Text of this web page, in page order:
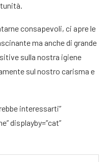
consapevoli, ci apre le
ma anche di grande
sulla nostra igiene
sul nostro carisma e
interessarti”
displayby=”cat”